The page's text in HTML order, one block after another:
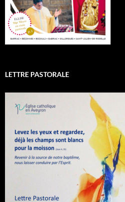
LETTRE PASTORALE